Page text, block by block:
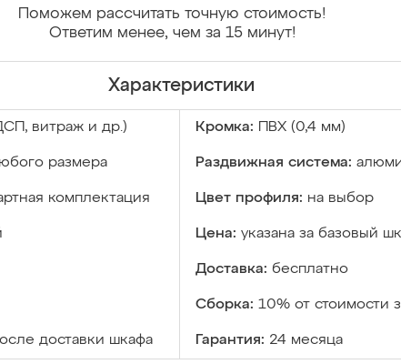
Поможем рассчитать точную стоимость!
Ответим менее, чем за 15 минут!
Характеристики
витраж и др.) Кромка: ПВХ (0,4 мм)
размера Раздвижная система:
комплектация Цвет профиля: на выбор
Цена: указана за базовый
Доставка: бесплатно
Сборка: 10% от стоимости
доставки шкафа Гарантия: 24 месяца